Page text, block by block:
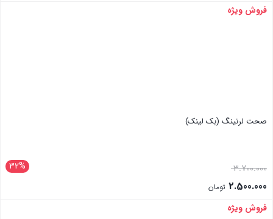
بستن
فروش ویژه
صحت لرنینگ (بک لینک)
32% 3.700.000
2.500.000 تومان
بستن
فروش ویژه